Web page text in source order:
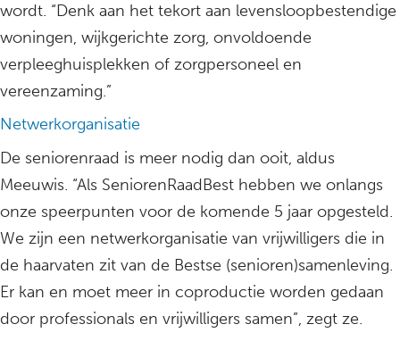
wordt. “Denk aan het tekort aan levensloopbestendige
woningen, wijkgerichte zorg, onvoldoende
verpleeghuisplekken of zorgpersoneel en
vereenzaming.”
Netwerkorganisatie
De seniorenraad is meer nodig dan ooit, aldus
Meeuwis. “Als SeniorenRaadBest hebben we onlangs
onze speerpunten voor de komende 5 jaar opgesteld.
We zijn een netwerkorganisatie van vrijwilligers die in
de haarvaten zit van de Bestse (senioren)samenleving.
Er kan en moet meer in coproductie worden gedaan
door professionals en vrijwilligers samen”, zegt ze.